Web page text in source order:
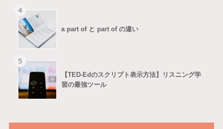
4
a part of と part of の違い
5
【TED-Edのスクリプト表示方法】リスニング学
習の最強ツール